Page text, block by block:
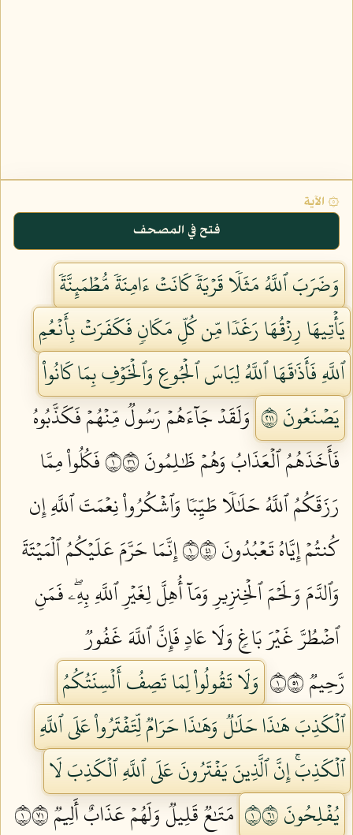
۞ الآية
فتح في المصحف
وَضَرَبَ ٱللَّهُ مَثَلٗا قَرۡيَةٗ كَانَتۡ ءَامِنَةٗ مُّطۡمَئِنَّةٗ
يَأۡتِيهَا رِزۡقُهَا رَغَدٗا مِّن كُلِّ مَكَانٖ فَكَفَرَتۡ بِأَنۡعُمِ
ٱللَّهِ فَأَذَٰقَهَا ٱللَّهُ لِبَاسَ ٱلۡجُوعِ وَٱلۡخَوۡفِ بِمَا كَانُواْ
يَصۡنَعُونَ ١١٢
وَلَقَدۡ جَآءَهُمۡ رَسُولٞ مِّنۡهُمۡ فَكَذَّبُوهُ
فَأَخَذَهُمُ ٱلۡعَذَابُ وَهُمۡ ظَٰلِمُونَ ١١٣
فَكُلُواْ مِمَّا
رَزَقَكُمُ ٱللَّهُ حَلَٰلٗا طَيِّبٗا وَٱشۡكُرُواْ نِعۡمَتَ ٱللَّهِ إِن
كُنتُمۡ إِيَّاهُ تَعۡبُدُونَ ١١٤
إِنَّمَا حَرَّمَ عَلَيۡكُمُ ٱلۡمَيۡتَةَ
وَٱلدَّمَ وَلَحۡمَ ٱلۡخِنزِيرِ وَمَآ أُهِلَّ لِغَيۡرِ ٱللَّهِ بِهِۦۖ فَمَنِ
ٱضۡطُرَّ غَيۡرَ بَاغٖ وَلَا عَادٖ فَإِنَّ ٱللَّهَ غَفُورٞ
رَّحِيمٞ ١١٥
وَلَا تَقُولُواْ لِمَا تَصِفُ أَلۡسِنَتُكُمُ
ٱلۡكَذِبَ هَٰذَا حَلَٰلٞ وَهَٰذَا حَرَامٞ لِّتَفۡتَرُواْ عَلَى ٱللَّهِ
ٱلۡكَذِبَۚ إِنَّ ٱلَّذِينَ يَفۡتَرُونَ عَلَى ٱللَّهِ ٱلۡكَذِبَ لَا
يُفۡلِحُونَ ١١٦
مَتَٰعٞ قَلِيلٞ وَلَهُمۡ عَذَابٌ أَلِيمٞ ١١٧